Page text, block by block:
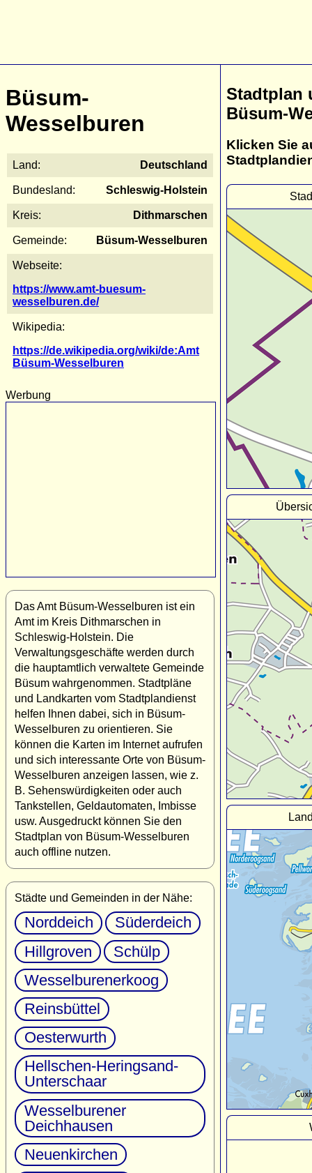
Büsum-
Wesselburen
Land: Deutschland
Bundesland: Schleswig-Holstein
Kreis: Dithmarschen
Gemeinde: Büsum-Wesselburen
Webseite:
https://www.amt-buesum-
wesselburen.de/
Wikipedia:
https://de.wikipedia.org/wiki/de:Amt
Büsum-Wesselburen
Werbung
Das Amt Büsum-Wesselburen ist ein
Amt im Kreis Dithmarschen in
Schleswig-Holstein. Die
Verwaltungsgeschäfte werden durch
die hauptamtlich verwaltete Gemeinde
Büsum wahrgenommen. Stadtpläne
und Landkarten vom Stadtplandienst
helfen Ihnen dabei, sich in Büsum-
Wesselburen zu orientieren. Sie
können die Karten im Internet aufrufen
und sich interessante Orte von Büsum-
Wesselburen anzeigen lassen, wie z.
B. Sehenswürdigkeiten oder auch
Tankstellen, Geldautomaten, Imbisse
usw. Ausgedruckt können Sie den
Stadtplan von Büsum-Wesselburen
auch offline nutzen.
Städte und Gemeinden in der Nähe:
Norddeich
Süderdeich
Hillgroven
Schülp
Wesselburenerkoog
Reinsbüttel
Oesterwurth
Hellschen-Heringsand-
Unterschaar
Wesselburener
Deichhausen
Neuenkirchen
Stadtplan
Büsum-
Klicken Sie